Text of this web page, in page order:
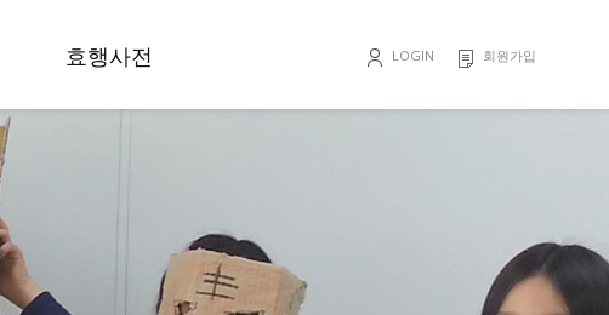
LOGIN 회원가입
효행사전